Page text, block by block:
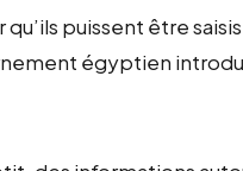
qu’ils puissent être
égyptien